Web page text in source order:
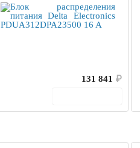
131 841 ₽